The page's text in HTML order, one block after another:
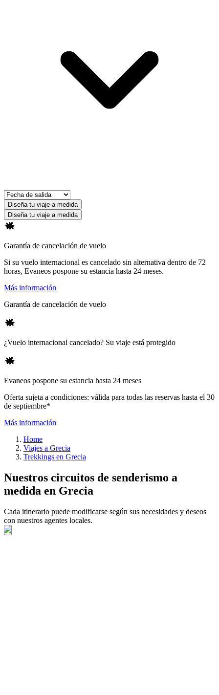
Diseña tu viaje a medida
Diseña tu viaje a medida
Garantía de cancelación de vuelo
Si su vuelo internacional es cancelado sin alternativa dentro de 72
horas, Evaneos pospone su estancia hasta 24 meses.
Más información
Garantía de cancelación de vuelo
¿Vuelo internacional cancelado? Su viaje está protegido
Evaneos pospone su estancia hasta 24 meses
Oferta sujeta a condiciones: válida para todas las reservas hasta el 30
de septiembre*
Más información
Home
Viajes a Grecia
Trekkings en Grecia
Nuestros circuitos de senderismo a
medida en Grecia
Cada itinerario puede modificarse según sus necesidades y deseos
con nuestros agentes locales.